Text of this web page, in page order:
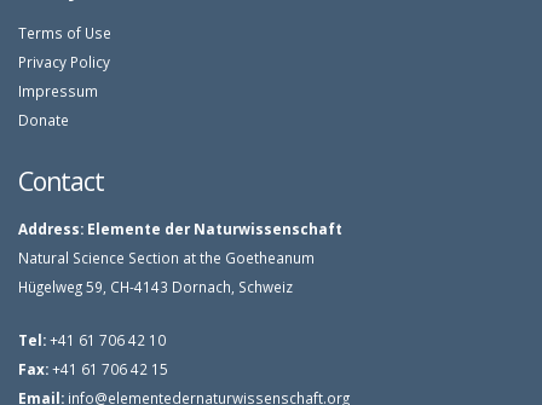
Terms of Use
Privacy Policy
Impressum
Donate
Contact
Address: Elemente der Naturwissenschaft
Natural Science Section at the Goetheanum
Hügelweg 59, CH-4143 Dornach, Schweiz
Tel:+41 61 706 42 10
Fax:+41 61 706 42 15
Email: info@elementedernaturwissenschaft.org